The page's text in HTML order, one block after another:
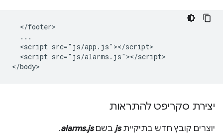
  </footer>
  ...
  <script src="js/app.js"></script>
  <script src="js/alarms.js"></script>
יצירת סקריפט להתראות
יוצרים קובץ חדש בתיקייתjs בשםalarms.js
.